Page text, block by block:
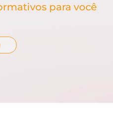
para você